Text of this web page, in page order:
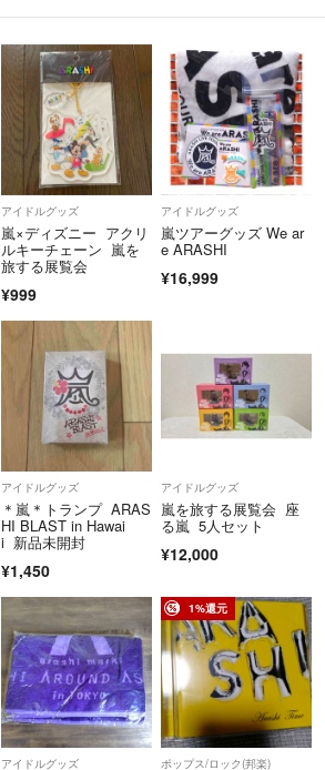
アイドルグッズ
嵐×ディズニー アクリ
ルキーチェーン 嵐を
旅する展覧会
¥999
アイドルグッズ
嵐ツアーグッズ We ar
e ARASHI
¥16,999
アイドルグッズ
＊嵐＊トランプ ARAS
HI BLAST in Hawai
i 新品未開封
¥1,450
アイドルグッズ
嵐を旅する展覧会 座
る嵐 5人セット
¥12,000
アイドルグッズ
1%還元
ポップス/ロック(邦楽)